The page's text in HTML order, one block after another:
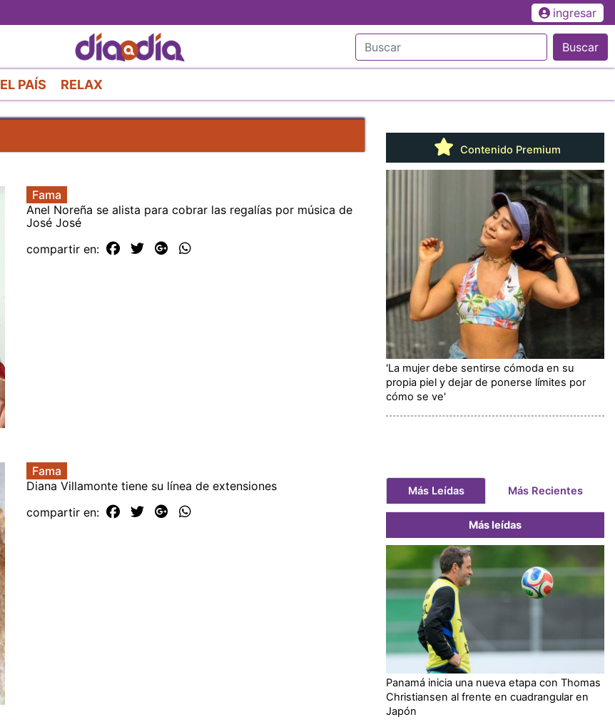
al
contenido
principal
ingresar
Buscar
EL PAÍS RELAX
Fama
Anel Noreña se alista para cobrar las regalías por música de
José José
compartir en:
Fama
Diana Villamonte tiene su línea de extensiones
compartir en:
Contenido Premium
'La mujer debe sentirse cómoda en su
propia piel y dejar de ponerse límites por
cómo se ve'
Más Leídas Más Recientes
Más leídas
Panamá inicia una nueva etapa con Thomas
Christiansen al frente en cuadrangular en
Japón